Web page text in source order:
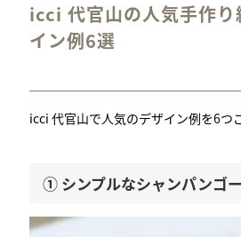
icci 代官山の人気手作り
イン例6選
icci 代官山で人気のデザイン例を6つ
① シンプルなシャンパンゴ